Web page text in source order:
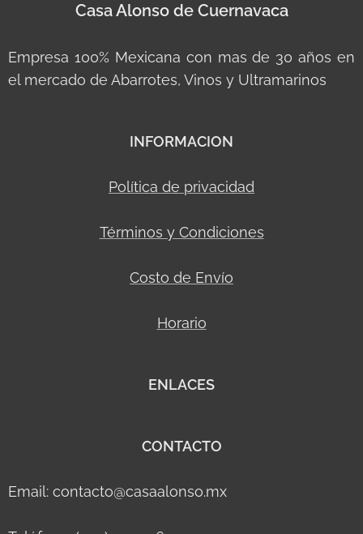
Casa Alonso de Cuernavaca
Empresa 100% Mexicana con mas de 30 años en
el mercado de Abarrotes, Vinos y Ultramarinos
INFORMACION
Política de privacidad
Términos y Condiciones
Costo de Envío
Horario
ENLACES
CONTACTO
Email: contacto@casaalonso.mx